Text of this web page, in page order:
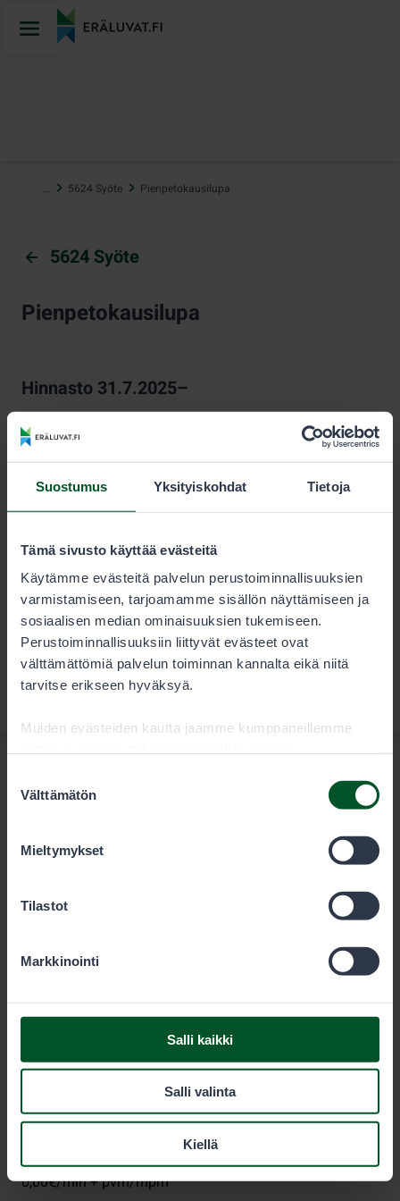
Suostumus Yksityiskohdat Tietoja
Tämä sivusto käyttää evästeitä
Käytämme evästeitä palvelun perustoiminnallisuuksien
varmistamiseen, tarjoamamme sisällön näyttämiseen ja
sosiaalisen median ominaisuuksien tukemiseen.
Perustoiminnallisuuksiin liittyvät evästeet ovat
välttämättömiä palvelun toiminnan kannalta eikä niitä
tarvitse erikseen hyväksyä.
Muiden evästeiden kautta jaamme kumppaneillemme
tietoihin, joita olet antanut heille tai joita on kerätty, kun
olet käyttänyt heidän palvelujaan. Voit sallia haluamasi
valinta
Välttämätön
Mieltymykset
Tilastot
Markkinointi
Salli kaikki
Salli valinta
Kiellä
sisältöön
… 5624 Syöte Pienpetokausilupa
5624 Syöte
Pienpetokausilupa
Hinnasto 31.7.2025–
KESTO
Kausi 13,00 €
lupaehdoista.
00521Helsinki
0,00€/min + pvm/mpm